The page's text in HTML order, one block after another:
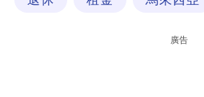
場
廣告